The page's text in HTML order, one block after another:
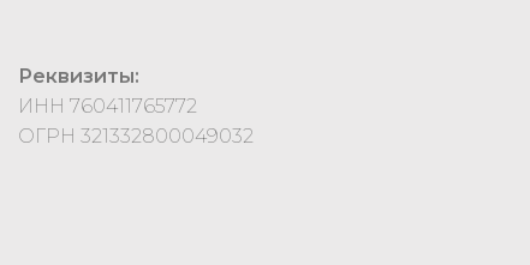
Реквизиты:
ИНН 760411765772
ОГРН 321332800049032